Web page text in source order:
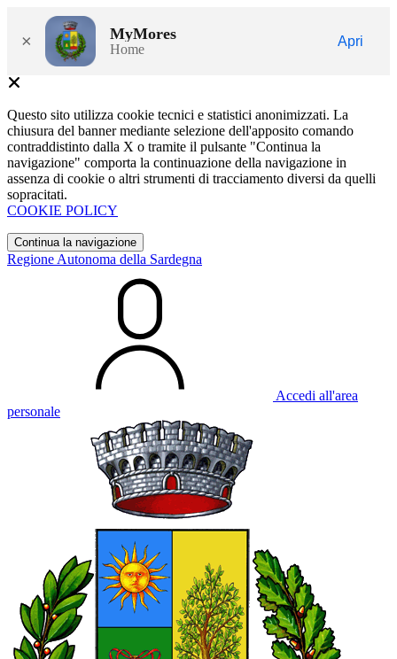
× MyMores
Home
Apri
Questo sito utilizza cookie tecnici e statistici anonimizzati. La
chiusura del banner mediante selezione dell'apposito comando
contraddistinto dalla X o tramite il pulsante "Continua la
navigazione" comporta la continuazione della navigazione in
assenza di cookie o altri strumenti di tracciamento diversi da quelli
sopracitati.
COOKIE POLICY
Continua la navigazione
Regione Autonoma della Sardegna
Accedi all'area
personale